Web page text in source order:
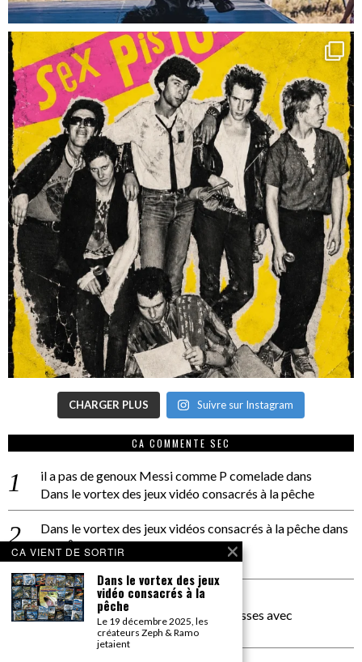
CHARGER PLUS Suivre sur Instagram
CA COMMENTE SEC
il a pas de genoux Messi comme P comeladedans
Dans le vortex des jeux vidéo consacrés à la pêche
Dans le vortex des jeux vidéos consacrés à la pêchedans
PACÔME THIELLEMENT
La séance d’Hip Gnose
La Patrie
dans
On a parlé Dolce Vita et lutte des classes avec
Bernardino Femminielli
CA VIENT DE SORTIR
Dans le vortex des jeux
vidéo consacrés à la
pêche
Le 19 décembre 2025, les
créateurs Zeph & Ramo
jetaient